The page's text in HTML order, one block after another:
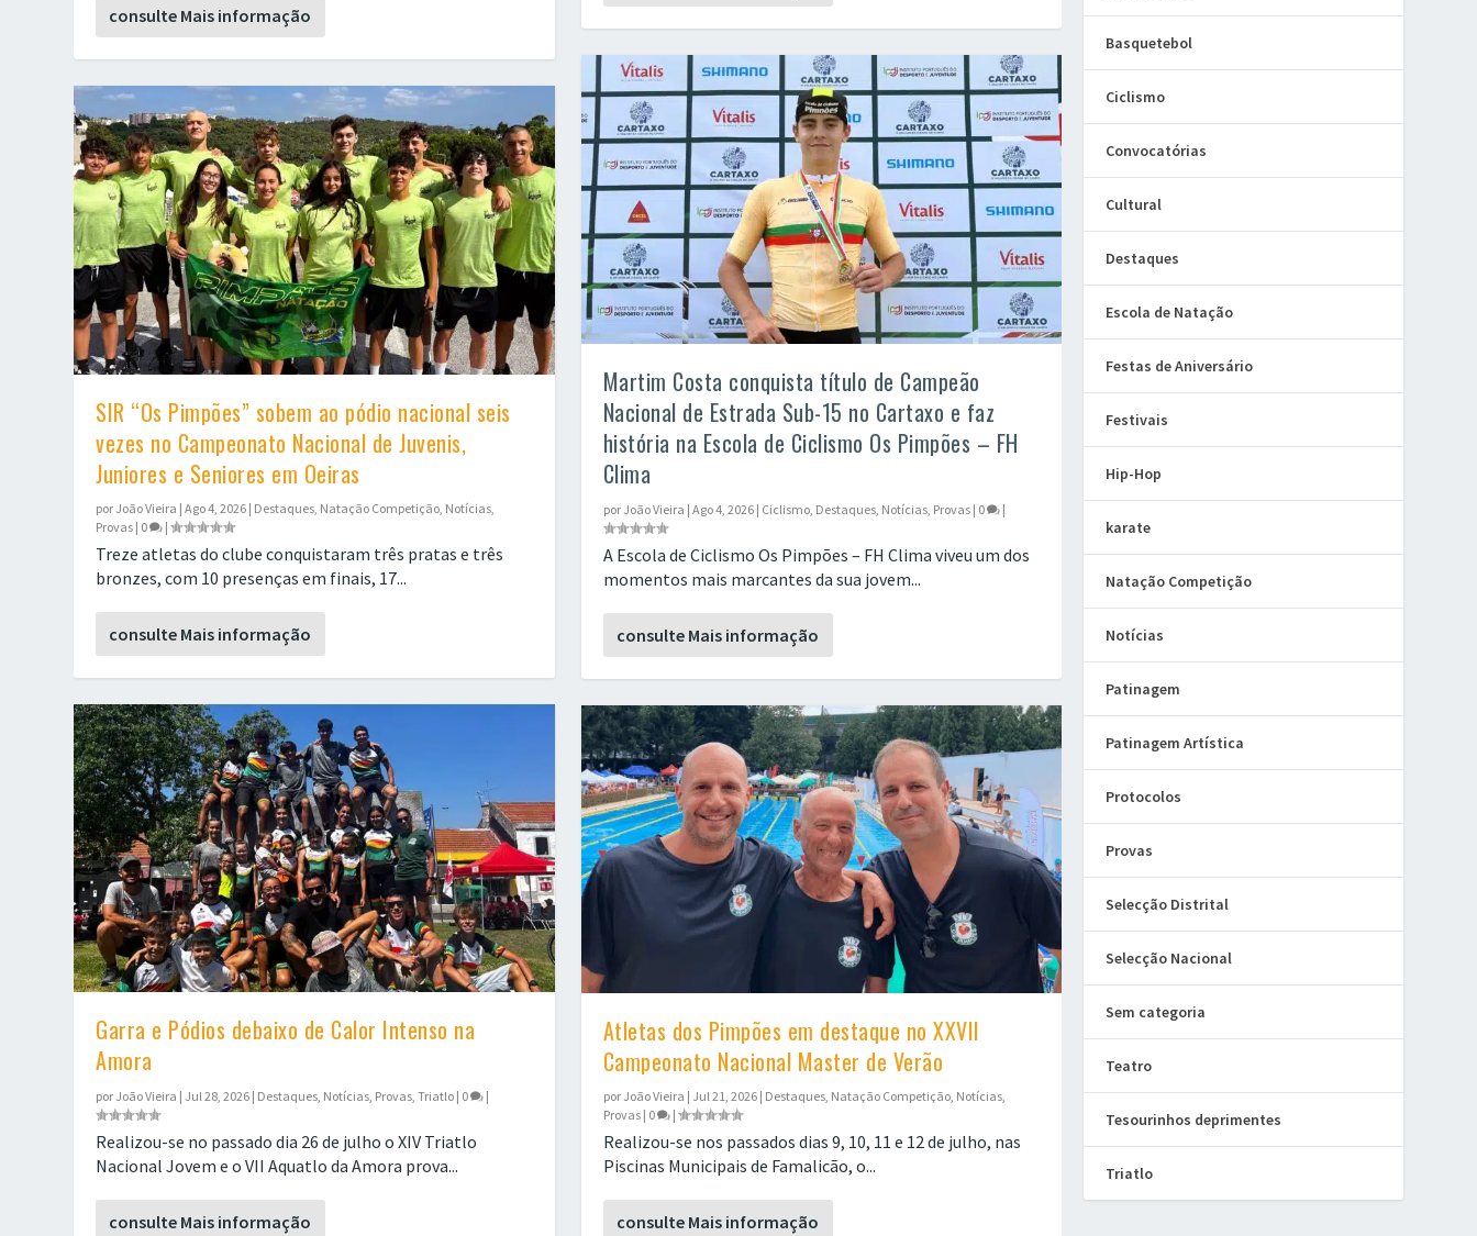
consulte Mais informação
SIR “Os Pimpões” sobem ao pódio nacional seis
vezes no Campeonato Nacional de Juvenis,
Juniores e Seniores em Oeiras
por João Vieira |Ago 4, 2026 | Destaques Natação Competição Notícias
Provas | 0 |
Treze atletas do clube conquistaram três pratas e três
bronzes, com 10 presenças em finais, 17...
consulte Mais informação
Garra e Pódios debaixo de Calor Intenso na
Amora
por João Vieira | Jul 28, 2026 | Destaques, Notícias, Provas,Triatlo | 0 |
Realizou-se no passado dia 26 de julho o XIV Triatlo
Nacional Jovem e o VII Aquatlo da Amora prova...
consulte Mais informação
Martim Costa conquista título de Campeão
Nacional de Estrada Sub-15 no Cartaxo e faz
história na Escola de Ciclismo Os Pimpões – FH
Clima
por João Vieira | Ago 4, 2026| Ciclismo, Destaques, Notícias, Provas| 0 |
A Escola de Ciclismo Os Pimpões – FH Clima viveu um dos
momentos mais marcantes da sua jovem...
consulte Mais informação
Atletas dos Pimpões em destaque no XXVII
Campeonato Nacional Master de Verão
por João Vieira | Jul 21, 2026| Destaques, Natação Competição, Notícias,
Provas| 0 |
Realizou-se nos passados dias 9, 10, 11 e 12 de julho, nas
Piscinas Municipais de Famalicão, o...
consulte Mais informação
Basquetebol
Ciclismo
Convocatórias
Cultural
Destaques
Escola de Natação
Festas de Aniversário
Festivais
Hip-Hop
karate
Natação Competição
Notícias
Patinagem
Patinagem Artística
Protocolos
Provas
Selecção Distrital
Selecção Nacional
Sem categoria
Teatro
Tesourinhos deprimentes
Triatlo